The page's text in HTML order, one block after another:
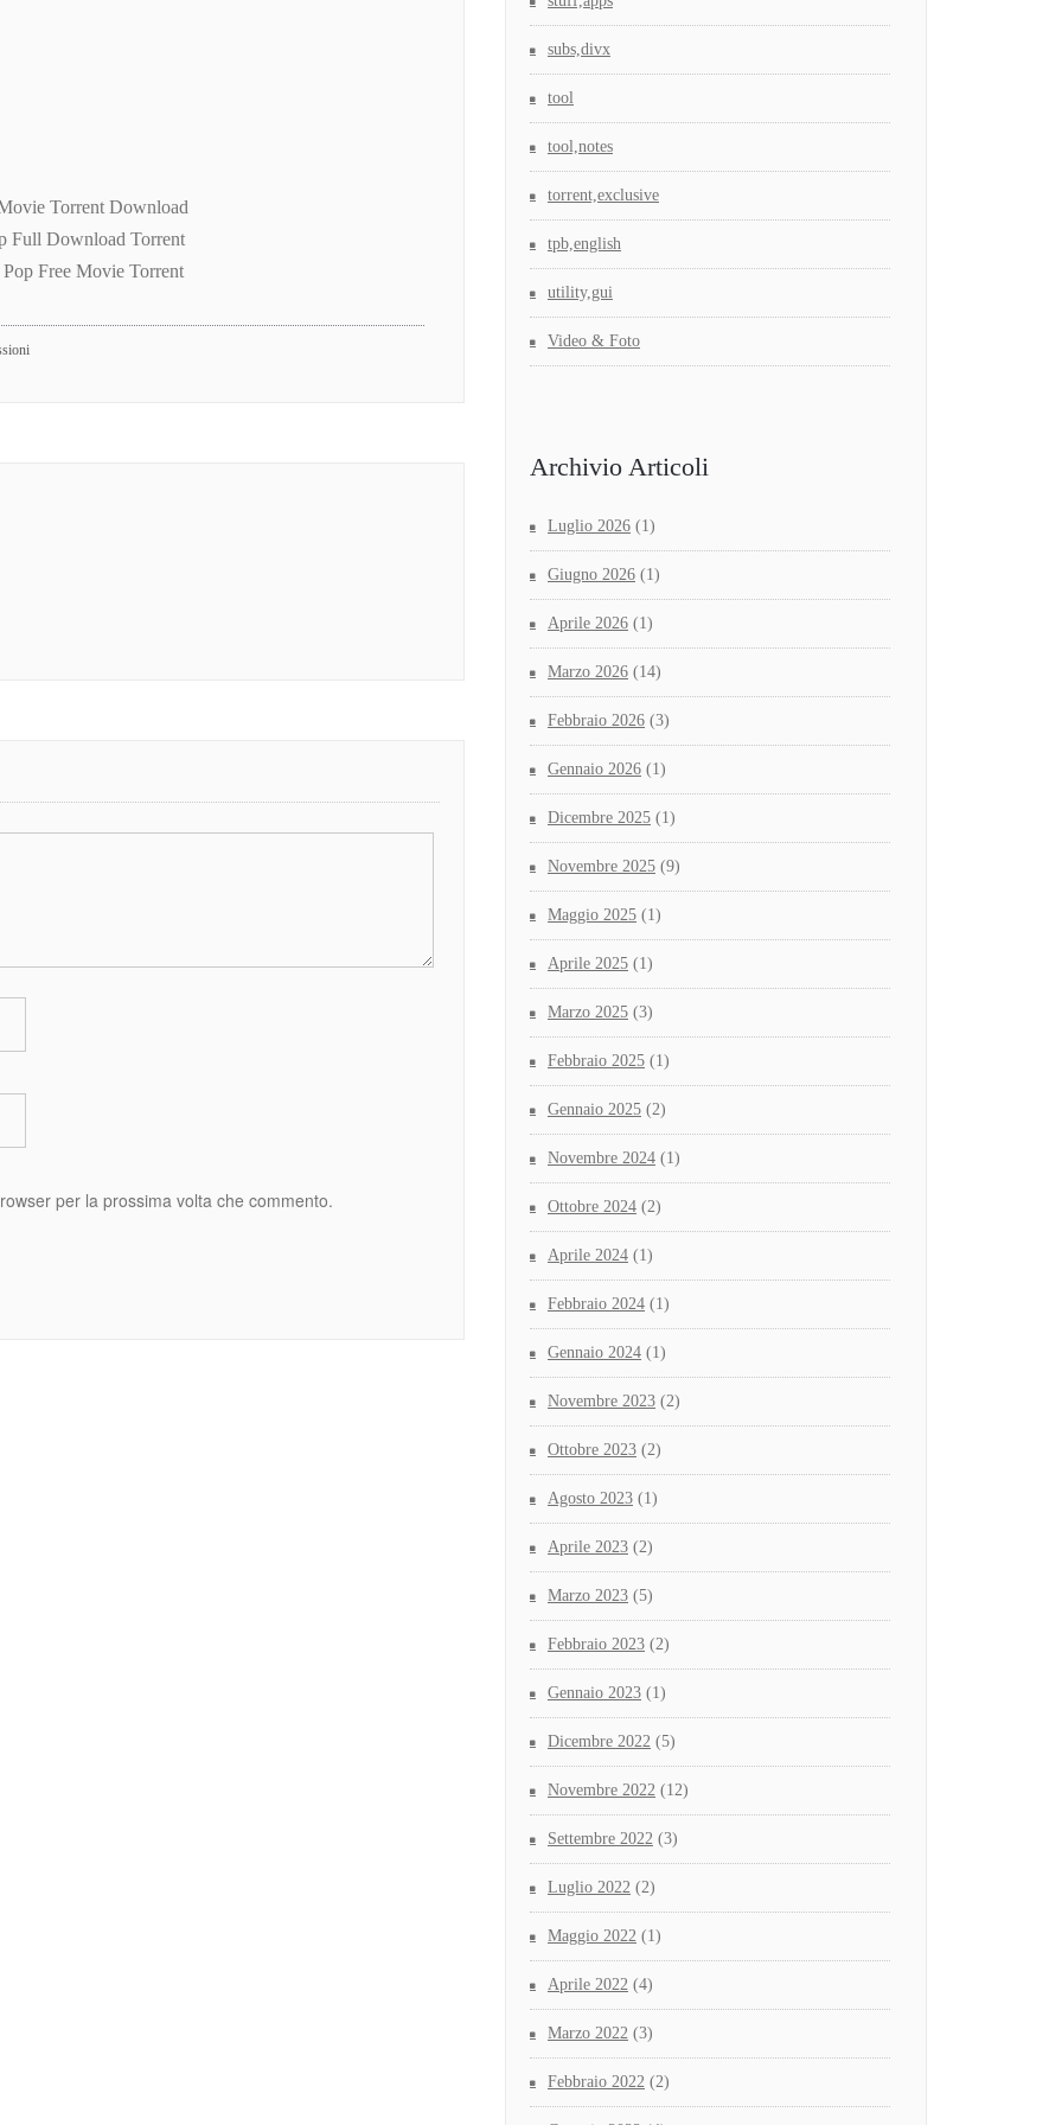
Torrent Download
Full Download Torrent
Free Movie Torrent
per la prossima volta che commento.
subs,divx
tool
tool,notes
torrent,exclusive
tpb,english
utility,gui
Video & Foto
Archivio Articoli
Luglio 2026 (1)
Giugno 2026 (1)
Aprile 2026 (1)
Marzo 2026 (14)
Febbraio 2026 (3)
Gennaio 2026 (1)
Dicembre 2025 (1)
Novembre 2025 (9)
Maggio 2025 (1)
Aprile 2025 (1)
Marzo 2025 (3)
Febbraio 2025 (1)
Gennaio 2025 (2)
Novembre 2024 (1)
Ottobre 2024 (2)
Aprile 2024 (1)
Febbraio 2024 (1)
Gennaio 2024 (1)
Novembre 2023 (2)
Ottobre 2023 (2)
Agosto 2023 (1)
Aprile 2023 (2)
Marzo 2023 (5)
Febbraio 2023 (2)
Gennaio 2023 (1)
Dicembre 2022 (5)
Novembre 2022 (12)
Settembre 2022 (3)
Luglio 2022 (2)
Maggio 2022 (1)
Aprile 2022 (4)
Marzo 2022 (3)
Febbraio 2022 (2)